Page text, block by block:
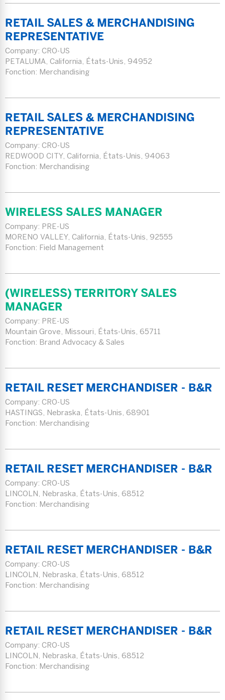
RETAIL SALES & MERCHANDISING
REPRESENTATIVE
Company: CRO-US
PETALUMA, California, États-Unis, 94952
Fonction: Merchandising
RETAIL SALES & MERCHANDISING
REPRESENTATIVE
Company: CRO-US
REDWOOD CITY, California, États-Unis, 94063
Fonction: Merchandising
WIRELESS SALES MANAGER
Company: PRE-US
MORENO VALLEY, California, États-Unis, 92555
Fonction: Field Management
(WIRELESS) TERRITORY SALES
MANAGER
Company: PRE-US
Mountain Grove, Missouri, États-Unis, 65711
Fonction: Brand Advocacy & Sales
RETAIL RESET MERCHANDISER - B&R
Company: CRO-US
HASTINGS, Nebraska, États-Unis, 68901
Fonction: Merchandising
RETAIL RESET MERCHANDISER - B&R
Company: CRO-US
LINCOLN, Nebraska, États-Unis, 68512
Fonction: Merchandising
RETAIL RESET MERCHANDISER - B&R
Company: CRO-US
LINCOLN, Nebraska, États-Unis, 68512
Fonction: Merchandising
RETAIL RESET MERCHANDISER - B&R
Company: CRO-US
LINCOLN, Nebraska, États-Unis, 68512
Fonction: Merchandising